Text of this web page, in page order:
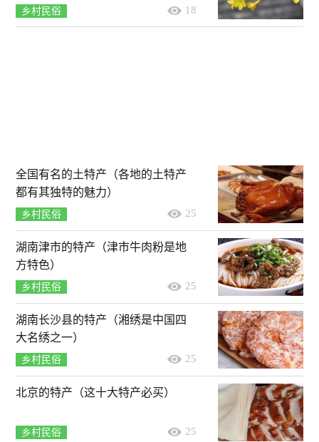
乡村民俗 18
全国有名的土特产（各地的土特产
都有其独特的魅力）
乡村民俗 25
湖南津市的特产（津市牛肉粉是地
方特色）
乡村民俗 25
湖南长沙县的特产（湘绣是中国四
大名绣之一）
乡村民俗 25
北京的特产（这十大特产必买）
乡村民俗 25